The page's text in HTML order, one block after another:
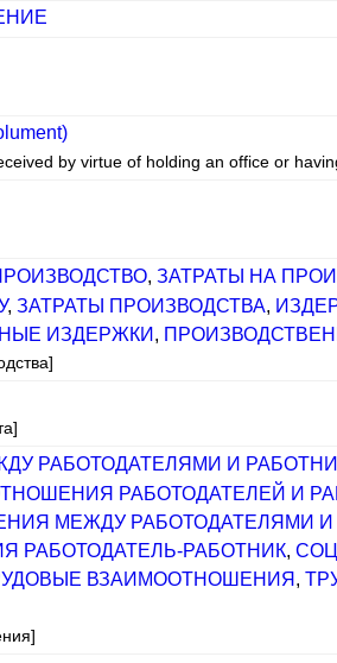
by virtue of holding an office or
, ЗАТРАТЫ НА
,ЗАТРАТЫ ПРОИЗВОДСТВА,
ИЗДЕРЖКИ ,
РАБОТОДАТЕЛЯМИ И
РАБОТОДАТЕЛЕЙ И
МЕЖДУ РАБОТОДАТЕЛЯМИ И
РАБОТОДАТЕЛЬ-РАБОТНИК,
ВЗАИМООТНОШЕНИЯ ,